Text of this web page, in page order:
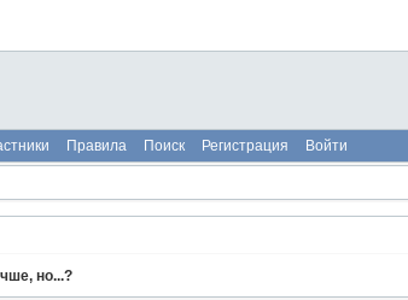
Правила Поиск Регистрация Войти
но...?